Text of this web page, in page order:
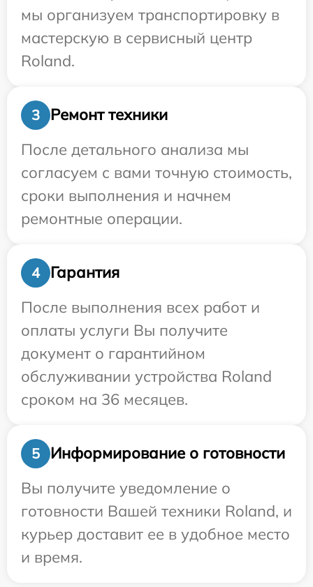
мы организуем транспортировку в
мастерскую в сервисный центр
Roland.
3
Ремонт техники
После детального анализа мы
согласуем с вами точную стоимость,
сроки выполнения и начнем
ремонтные операции.
4
Гарантия
После выполнения всех работ и
оплаты услуги Вы получите
документ о гарантийном
обслуживании устройства Roland
сроком на 36 месяцев.
5
Информирование о готовности
Вы получите уведомление о
готовности Вашей техники Roland, и
курьер доставит ее в удобное место
и время.